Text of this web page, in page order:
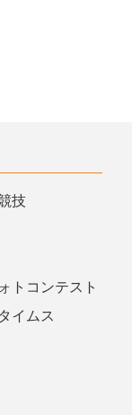
技
トコンテスト
イムス